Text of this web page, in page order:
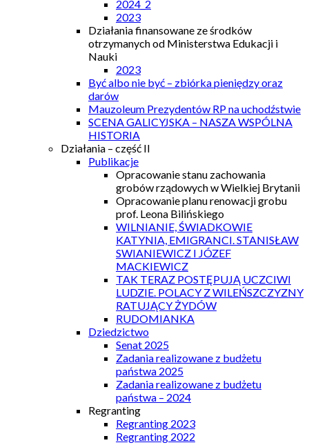
2024_2
2023
Działania finansowane ze środków
otrzymanych od Ministerstwa Edukacji i
Nauki
2023
Być albo nie być – zbiórka pieniędzy oraz
darów
Mauzoleum Prezydentów RP na uchodźstwie
SCENA GALICYJSKA – NASZA WSPÓLNA
HISTORIA
Działania – część II
Publikacje
Opracowanie stanu zachowania
grobów rządowych w Wielkiej Brytanii
Opracowanie planu renowacji grobu
prof. Leona Bilińskiego
WILNIANIE, ŚWIADKOWIE
KATYNIA, EMIGRANCI. STANISŁAW
SWIANIEWICZ I JÓZEF
MACKIEWICZ
TAK TERAZ POSTĘPUJĄ UCZCIWI
LUDZIE. POLACY Z WILEŃSZCZYZNY
RATUJĄCY ŻYDÓW
RUDOMIANKA
Dziedzictwo
Senat 2025
Zadania realizowane z budżetu
państwa 2025
Zadania realizowane z budżetu
państwa – 2024
Regranting
Regranting 2023
Regranting 2022